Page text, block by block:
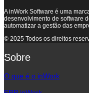
A inWork Software é uma
desenvolvimento de software
automatizar a gestão das
© 2025 Todos os direitos
Sobre
O que é o inWork